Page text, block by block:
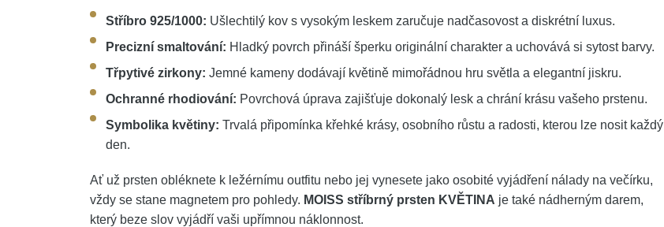
Stříbro 925/1000: Ušlechtilý kov s vysokým leskem zaručuje nadčasovost a diskrétní luxus.
Precizní smaltování: Hladký povrch přináší šperku originální charakter a uchovává si sytost barvy.
Třpytivé zirkony: Jemné kameny dodávají květině mimořádnou hru světla a elegantní jiskru.
Ochranné rhodiování: Povrchová úprava zajišťuje dokonalý lesk a chrání krásu vašeho prstenu.
Symbolika květiny: Trvalá připomínka křehké krásy, osobního růstu a radosti, kterou lze nosit každý
den.
Ať už prsten obléknete k ležérnímu outfitu nebo jej vynesete jako osobité vyjádření nálady na večírku,
vždy se stane magnetem pro pohledy. MOISS stříbrný prsten KVĚTINA je také nádherným darem,
který beze slov vyjádří vaši upřímnou náklonnost.